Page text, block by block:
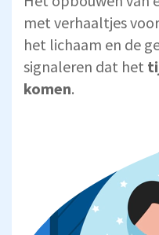
met verhaaltjes
het lichaam en de
signaleren dat het
komen.